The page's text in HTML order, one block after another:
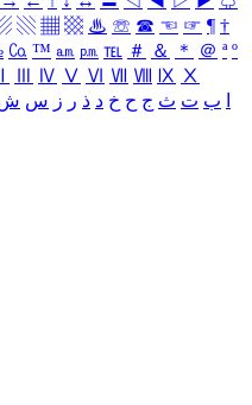
▧ ▦ ▩ ♨ ☏ ☎ ☜ ☞ ¶ †
㏇ ™ ㏂ ㏘ ℡ ＃ ＆ ＊ ＠ ª º
Ⅳ Ⅴ Ⅵ Ⅶ Ⅷ Ⅸ Ⅹ
ب ت ث ج ح خ د ذ ر ز س